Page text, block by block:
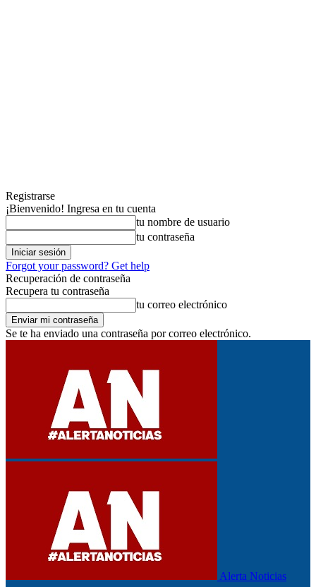
Registrarse
¡Bienvenido! Ingresa en tu cuenta
tu nombre de usuario
tu contraseña
Forgot your password? Get help
Recuperación de contraseña
Recupera tu contraseña
tu correo electrónico
Se te ha enviado una contraseña por correo electrónico.
Alerta Noticias